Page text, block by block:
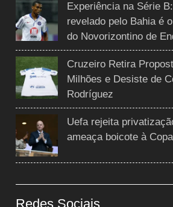
Experiência na Série
revelado pelo Bahia é
do Novorizontino de
Cruzeiro Retira
Milhões e Desiste de
Rodríguez
Uefa rejeita
ameaça boicote à
Redes Sociais